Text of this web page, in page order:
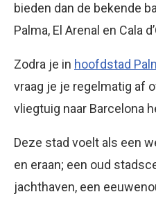
bieden dan de bekende
Palma, El Arenal en Cala
Zodra je in hoofdstad
vraag je je regelmatig af
vliegtuig naar Barcelona
Deze stad voelt als een
en eraan; een oud
jachthaven, een